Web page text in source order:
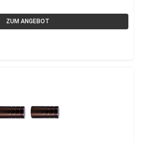
ZUM ANGEBOT